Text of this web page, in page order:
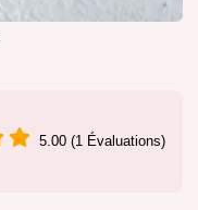
5.00 (1 Évaluations)